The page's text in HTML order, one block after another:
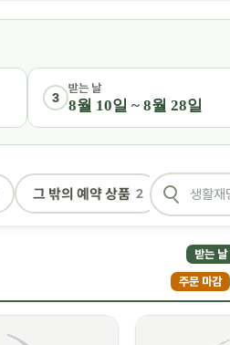
3
받는 날
8월 10일 ~ 8월 28일
그 밖의 예약 상품 2
받는 날
주문 마감